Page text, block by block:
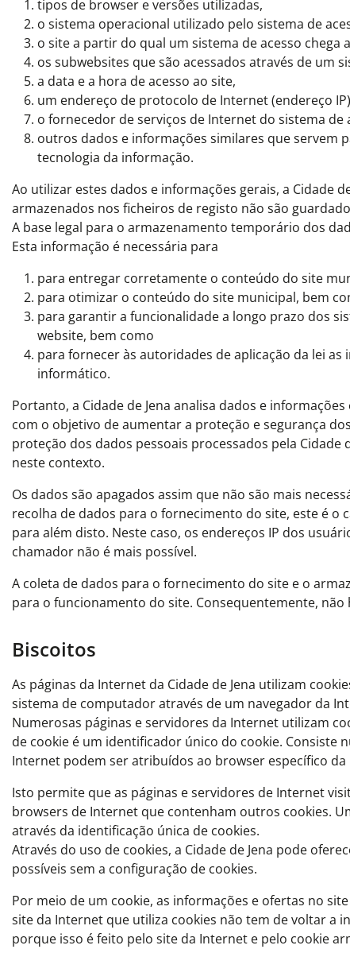
tipos de browser e versões utilizadas,
o sistema operacional utilizado pelo sistema de
o site a partir do qual um sistema de acesso
os subwebsites que são acessados através de um
a data e a hora de acesso ao site,
um endereço de protocolo de Internet (endereço
o fornecedor de serviços de Internet do sistema de
outros dados e informações similares que servem
tecnologia da informação.
Ao utilizar estes dados e informações gerais, a Cidade
armazenados nos ficheiros de registo não são
A base legal para o armazenamento temporário dos
Esta informação é necessária para
para entregar corretamente o conteúdo do site
para otimizar o conteúdo do site municipal, bem
para garantir a funcionalidade a longo prazo dos
website, bem como
para fornecer às autoridades de aplicação da lei
informático.
Portanto, a Cidade de Jena analisa dados e
com o objetivo de aumentar a proteção e segurança
proteção dos dados pessoais processados pela Cidade
neste contexto.
Os dados são apagados assim que não são mais
recolha de dados para o fornecimento do site, este é o
para além disto. Neste caso, os endereços IP dos
chamador não é mais possível.
A coleta de dados para o fornecimento do site e o
para o funcionamento do site. Consequentemente,
Biscoitos
As páginas da Internet da Cidade de Jena utilizam
sistema de computador através de um navegador da
Numerosas páginas e servidores da Internet utilizam
de cookie é um identificador único do cookie. Consiste
Internet podem ser atribuídos ao browser específico
Isto permite que as páginas e servidores de Internet
browsers de Internet que contenham outros cookies.
através da identificação única de cookies.
Através do uso de cookies, a Cidade de Jena pode
possíveis sem a configuração de cookies.
Por meio de um cookie, as informações e ofertas no
site da Internet que utiliza cookies não tem de voltar a
porque isso é feito pelo site da Internet e pelo cookie